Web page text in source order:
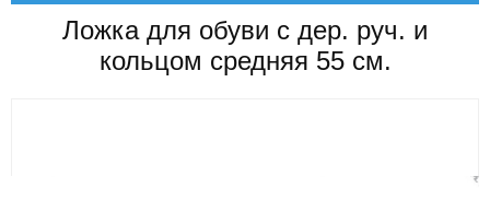
Ложка для обуви с дер. руч. и
кольцом средняя 55 см.